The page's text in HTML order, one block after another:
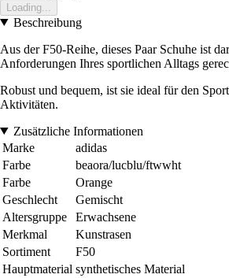
Loading...
Beschreibung
Aus der F50-Reihe, dieses Paar Schuhe ist
Anforderungen Ihres sportlichen Alltags
Robust und bequem, ist sie ideal für den
Aktivitäten.
Zusätzliche Informationen
Marke
adidas
Farbe
beaora/lucblu/ftwwht
Farbe
Orange
Geschlecht
Gemischt
Altersgruppe
Erwachsene
Merkmal
Kunstrasen
Sortiment
F50
Hauptmaterial synthetisches Material